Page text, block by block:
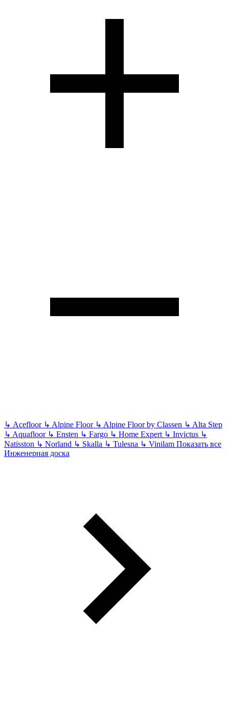
↳ Acefloor ↳ Alpine Floor ↳ Alpine Floor by Classen ↳ Alta Step
↳ Aquafloor ↳ Ensten ↳ Fargo ↳ Home Expert ↳ Invictus ↳
Natisston ↳ Norland ↳ Skalla ↳ Tulesna ↳ Vinilam Показать все
Инженерная доска